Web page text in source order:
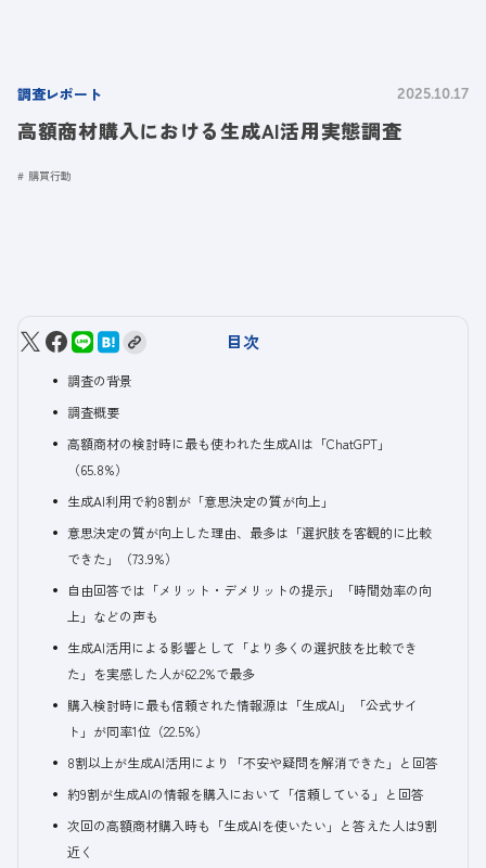
調査レポート 2025.10.17
高額商材購入における生成AI活用実態調査
購買行動
目次
調査の背景
調査概要
高額商材の検討時に最も使われた生成AIは「ChatGPT」
（65.8%）
生成AI利用で約8割が「意思決定の質が向上」
意思決定の質が向上した理由、最多は「選択肢を客観的に比較
できた」（73.9%）
自由回答では「メリット・デメリットの提示」「時間効率の向
上」などの声も
生成AI活用による影響として「より多くの選択肢を比較でき
た」を実感した人が62.2%で最多
購入検討時に最も信頼された情報源は「生成AI」「公式サイ
ト」が同率1位（22.5%）
8割以上が生成AI活用により「不安や疑問を解消できた」と回答
約9割が生成AIの情報を購入において「信頼している」と回答
次回の高額商材購入時も「生成AIを使いたい」と答えた人は9割
近く